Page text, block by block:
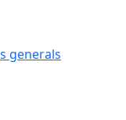
generals